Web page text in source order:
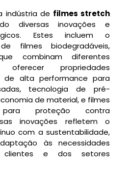
indústria de filmes stretch
diversas inovações e
Estes incluem o
filmes biodegradáveis,
combinam diferentes
propriedades
de alta performance para
tecnologia de pré-
de material, e filmes
para proteção contra
inovações refletem o
com a sustentabilidade,
às necessidades
clientes e dos setores